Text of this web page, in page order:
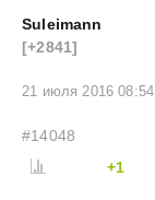
Suleimann
[+2841]
21 июля 2016 08:54
#14048
+1